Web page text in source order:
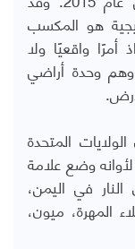
هو المكسب
واقعيًا ولا
وهم وحدة أراضي
المتحدة
وضع علامة
في اليمن،
المهرة، ميون،